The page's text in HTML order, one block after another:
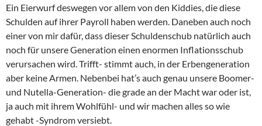
Ein Eierwurf deswegen vor allem von den Kiddies, die diese
Schulden auf ihrer Payroll haben werden. Daneben auch noch
einer von mir dafür, dass dieser Schuldenschub natürlich auch
noch für unsere Generation einen enormen Inflationsschub
verursachen wird. Trifft- stimmt auch, in der Erbengeneration
aber keine Armen. Nebenbei hat’s auch genau unsere Boomer-
und Nutella-Generation- die grade an der Macht war oder ist,
ja auch mit ihrem Wohlfühl- und wir machen alles so wie
gehabt -Syndrom versiebt.